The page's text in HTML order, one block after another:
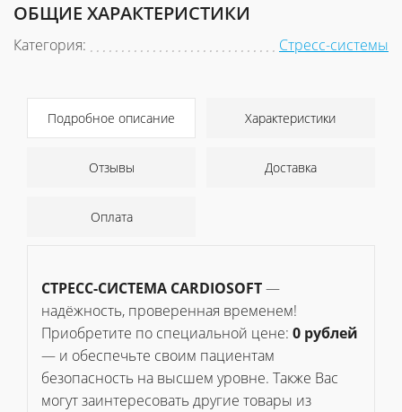
ОБЩИЕ ХАРАКТЕРИСТИКИ
Категория: Стресс-системы
Подробное описание Характеристики
Отзывы Доставка
Оплата
СТРЕСС-СИСТЕМА CARDIOSOFT—
надёжность, проверенная временем!
Приобретите по специальной цене: 0 рублей
— и обеспечьте своим пациентам
безопасность на высшем уровне. Также Вас
могут заинтересовать другие товары из